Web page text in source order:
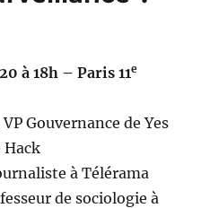
à 18h – Paris 11e
VP Gouvernance de Yes
Hack
à Télérama
de sociologie à